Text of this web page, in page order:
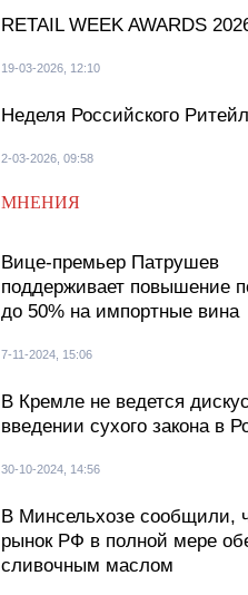
RETAIL WEEK AWARDS
19-03-2026, 12:10
Неделя Российского
2-03-2026, 09:58
МНЕНИЯ
Вице-премьер Патрушев
поддерживает повышение
до 50% на импортные вина
7-11-2024, 15:06
В Кремле не ведется
введении сухого закона в
30-10-2024, 14:56
В Минсельхозе сообщили,
рынок РФ в полной мере
сливочным маслом